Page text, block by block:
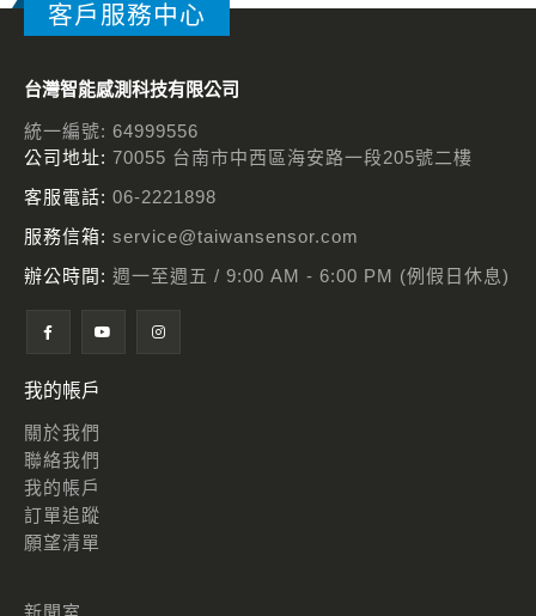
客戶服務中心
台灣智能感測科技有限公司
統一編號: 64999556
公司地址: 70055 台南市中西區海安路一段205號二樓
客服電話: 06-2221898
服務信箱: service@taiwansensor.com
辦公時間: 週一至週五 / 9:00 AM - 6:00 PM (例假日休息)
我的帳戶
關於我們
聯絡我們
我的帳戶
訂單追蹤
願望清單
新聞室